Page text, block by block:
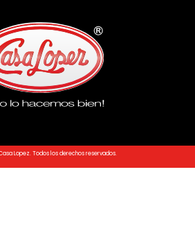
Casa Lopez. Todos los derechos reservados.